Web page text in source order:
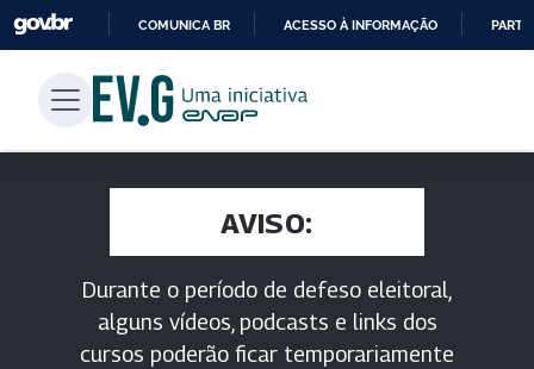
PARA
CONTEÚDO
COMUNICA BR ACESSO À INFORMAÇÃO
AVISO:
Durante o período de defeso eleitoral,
alguns vídeos, podcasts e links dos
cursos poderão ficar temporariamente